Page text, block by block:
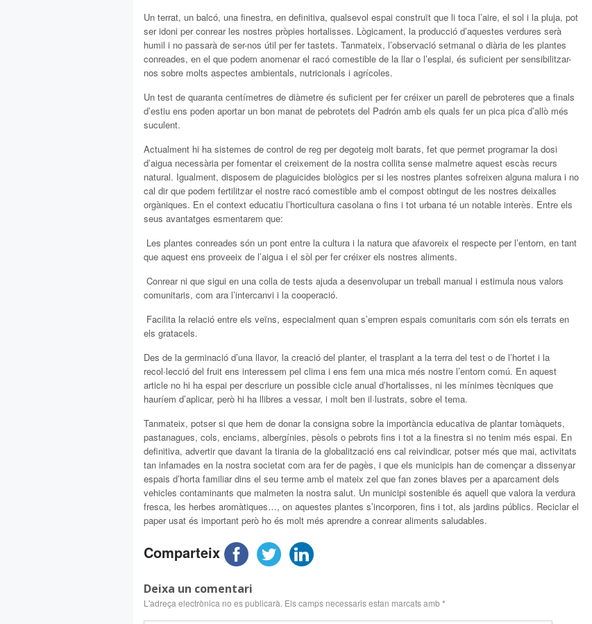
Un terrat, un balcó, una finestra, en definitiva, qualsevol espai construït que li toca l’aire, el sol i la pluja, pot
ser idoni per conrear les nostres pròpies hortalisses. Lògicament, la producció d’aquestes verdures serà
humil i no passarà de ser-nos útil per fer tastets. Tanmateix, l’observació setmanal o diària de les plantes
conreades, en el que podem anomenar el racó comestible de la llar o l’esplai, és suficient per sensibilitzar-
nos sobre molts aspectes ambientals, nutricionals i agrícoles.
Un test de quaranta centímetres de diàmetre és suficient per fer créixer un parell de pebroteres que a finals
d’estiu ens poden aportar un bon manat de pebrotets del Padrón amb els quals fer un pica pica d’allò més
suculent.
Actualment hi ha sistemes de control de reg per degoteig molt barats, fet que permet programar la dosi
d’aigua necessària per fomentar el creixement de la nostra collita sense malmetre aquest escàs recurs
natural. Igualment, disposem de plaguicides biològics per si les nostres plantes sofreixen alguna malura i no
cal dir que podem fertilitzar el nostre racó comestible amb el compost obtingut de les nostres deixalles
orgàniques. En el context educatiu l’horticultura casolana o fins i tot urbana té un notable interès. Entre els
seus avantatges esmentarem que:
 Les plantes conreades són un pont entre la cultura i la natura que afavoreix el respecte per l’entorn, en tant
que aquest ens proveeix de l’aigua i el sòl per fer créixer els nostres aliments.
 Conrear ni que sigui en una colla de tests ajuda a desenvolupar un treball manual i estimula nous valors
comunitaris, com ara l’intercanvi i la cooperació.
 Facilita la relació entre els veïns, especialment quan s’empren espais comunitaris com són els terrats en
els gratacels.
Des de la germinació d’una llavor, la creació del planter, el trasplant a la terra del test o de l’hortet i la
recol·lecció del fruit ens interessem pel clima i ens fem una mica més nostre l’entorn comú. En aquest
article no hi ha espai per descriure un possible cicle anual d’hortalisses, ni les mínimes tècniques que
hauríem d’aplicar, però hi ha llibres a vessar, i molt ben il·lustrats, sobre el tema.
Tanmateix, potser si que hem de donar la consigna sobre la importància educativa de plantar tomàquets,
pastanagues, cols, enciams, albergínies, pèsols o pebrots fins i tot a la finestra si no tenim més espai. En
definitiva, advertir que davant la tirania de la globalització ens cal reivindicar, potser més que mai, activitats
tan infamades en la nostra societat com ara fer de pagès, i que els municipis han de començar a dissenyar
espais d’horta familiar dins el seu terme amb el mateix zel que fan zones blaves per a aparcament dels
vehicles contaminants que malmeten la nostra salut. Un municipi sostenible és aquell que valora la verdura
fresca, les herbes aromàtiques…, on aquestes plantes s’incorporen, fins i tot, als jardins públics. Reciclar el
paper usat és important però ho és molt més aprendre a conrear aliments saludables.
Comparteix
Deixa un comentari
L'adreça electrònica no es publicarà. Els camps necessaris estan marcats amb*